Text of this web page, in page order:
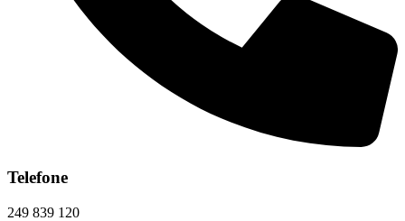
Telefone
249 839 120